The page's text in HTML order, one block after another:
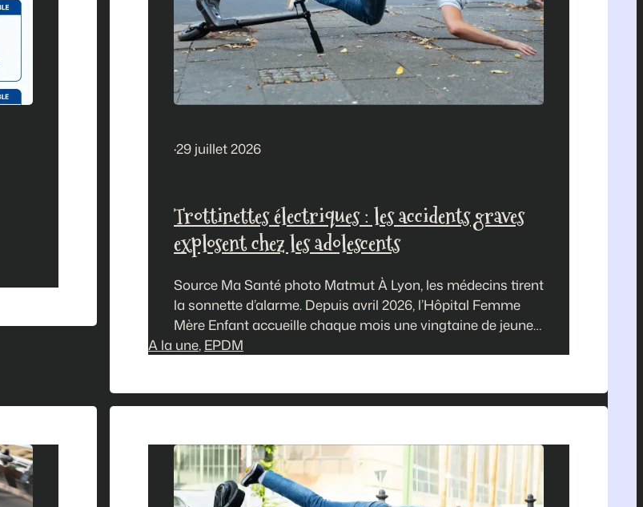
·29 juillet 2026
Trottinettes électriques : les accidents graves
explosent chez les adolescents
Source Ma Santé photo Matmut À Lyon, les médecins tirent
la sonnette d’alarme. Depuis avril 2026, l’Hôpital Femme
Mère Enfant accueille chaque mois une vingtaine de jeunes
victimes d’accidents de trottinette électrique en salle de
fractures, lésions du foie ou de…
A la une, EPDM